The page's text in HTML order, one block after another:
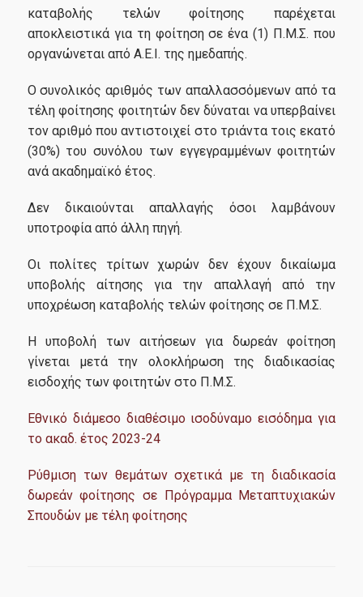
καταβολής τελών φοίτησης παρέχεται
αποκλειστικά για τη φοίτηση σε ένα (1) Π.Μ.Σ. που
οργανώνεται από Α.Ε.Ι. της ημεδαπής.
Ο συνολικός αριθμός των απαλλασσόμενων από τα
τέλη φοίτησης φοιτητών δεν δύναται να υπερβαίνει
τον αριθμό που αντιστοιχεί στο τριάντα τοις εκατό
(30%) του συνόλου των εγγεγραμμένων φοιτητών
ανά ακαδημαϊκό έτος.
Δεν δικαιούνται απαλλαγής όσοι λαμβάνουν
υποτροφία από άλλη πηγή.
Οι πολίτες τρίτων χωρών δεν έχουν δικαίωμα
υποβολής αίτησης για την απαλλαγή από την
υποχρέωση καταβολής τελών φοίτησης σε Π.Μ.Σ.
Η υποβολή των αιτήσεων για δωρεάν φοίτηση
γίνεται μετά την ολοκλήρωση της διαδικασίας
εισδοχής των φοιτητών στο Π.Μ.Σ.
Εθνικό διάμεσο διαθέσιμο ισοδύναμο εισόδημα για
το ακαδ. έτος 2023-24
Ρύθμιση των θεμάτων σχετικά με τη διαδικασία
δωρεάν φοίτησης σε Πρόγραμμα Μεταπτυχιακών
Σπουδών με τέλη φοίτησης